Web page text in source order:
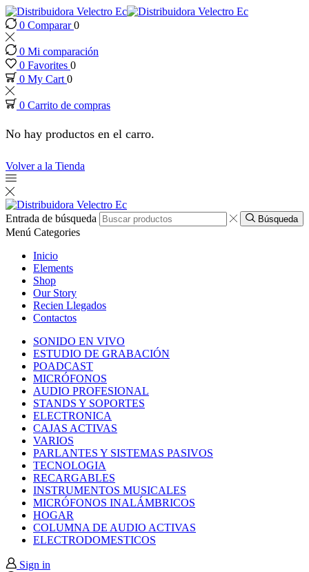
0 Comparar0
0 Mi comparación
0 Favorites 0
0 My Cart 0
0 Carrito de compras
No hay productos en el carro.
Volver a la Tienda
Entrada de búsqueda Búsqueda
Menú Categories
Inicio
Elements
Shop
Our Story
Recien Llegados
Contactos
SONIDO EN VIVO
ESTUDIO DE GRABACIÓN
POADCAST
MICRÓFONOS
AUDIO PROFESIONAL
STANDS Y SOPORTES
ELECTRONICA
CAJAS ACTIVAS
VARIOS
PARLANTES Y SISTEMAS PASIVOS
TECNOLOGIA
RECARGABLES
INSTRUMENTOS MUSICALES
MICRÓFONOS INALÁMBRICOS
HOGAR
COLUMNA DE AUDIO ACTIVAS
ELECTRODOMESTICOS
Sign in